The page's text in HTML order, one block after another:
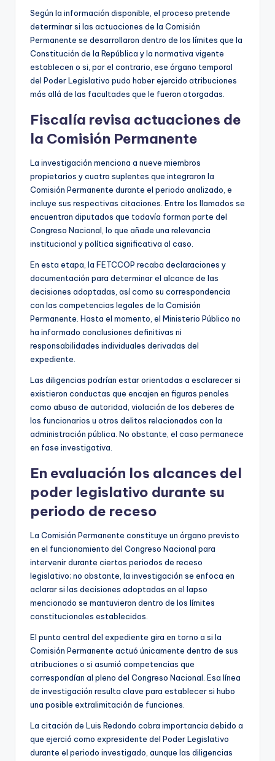
Según la información disponible, el proceso pretende
determinar si las actuaciones de la Comisión
Permanente se desarrollaron dentro de los límites que la
Constitución de la República y la normativa vigente
establecen o si, por el contrario, ese órgano temporal
del Poder Legislativo pudo haber ejercido atribuciones
más allá de las facultades que le fueron otorgadas.
Fiscalía revisa actuaciones de
la Comisión Permanente
La investigación menciona a nueve miembros
propietarios y cuatro suplentes que integraron la
Comisión Permanente durante el periodo analizado, e
incluye sus respectivas citaciones. Entre los llamados se
encuentran diputados que todavía forman parte del
Congreso Nacional, lo que añade una relevancia
institucional y política significativa al caso.
En esta etapa, la FETCCOP recaba declaraciones y
documentación para determinar el alcance de las
decisiones adoptadas, así como su correspondencia
con las competencias legales de la Comisión
Permanente. Hasta el momento, el Ministerio Público no
ha informado conclusiones definitivas ni
responsabilidades individuales derivadas del
expediente.
Las diligencias podrían estar orientadas a esclarecer si
existieron conductas que encajen en figuras penales
como abuso de autoridad, violación de los deberes de
los funcionarios u otros delitos relacionados con la
administración pública. No obstante, el caso permanece
en fase investigativa.
En evaluación los alcances del
poder legislativo durante su
periodo de receso
La Comisión Permanente constituye un órgano previsto
en el funcionamiento del Congreso Nacional para
intervenir durante ciertos periodos de receso
legislativo; no obstante, la investigación se enfoca en
aclarar si las decisiones adoptadas en el lapso
mencionado se mantuvieron dentro de los límites
constitucionales establecidos.
El punto central del expediente gira en torno a si la
Comisión Permanente actuó únicamente dentro de sus
atribuciones o si asumió competencias que
correspondían al pleno del Congreso Nacional. Esa línea
de investigación resulta clave para establecer si hubo
una posible extralimitación de funciones.
La citación de Luis Redondo cobra importancia debido a
que ejerció como expresidente del Poder Legislativo
durante el periodo investigado, aunque las diligencias